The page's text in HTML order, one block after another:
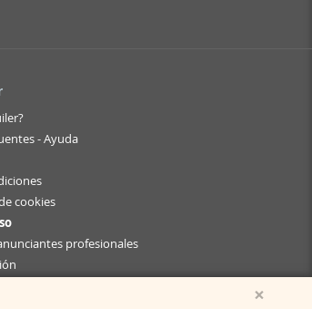
- Ayuda
cookies
profesionales
×